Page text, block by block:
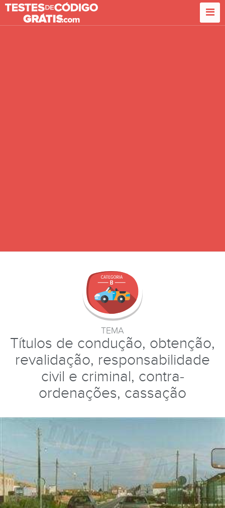
TEMA
Títulos de condução, obtenção,
revalidação, responsabilidade
civil e criminal, contra-
ordenações, cassação